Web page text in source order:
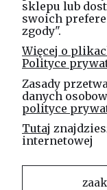
sklepu lub
swoich
zgody".
Więcej o
Polityce
Zasady
danych
polityce
Tutaj
internetowej